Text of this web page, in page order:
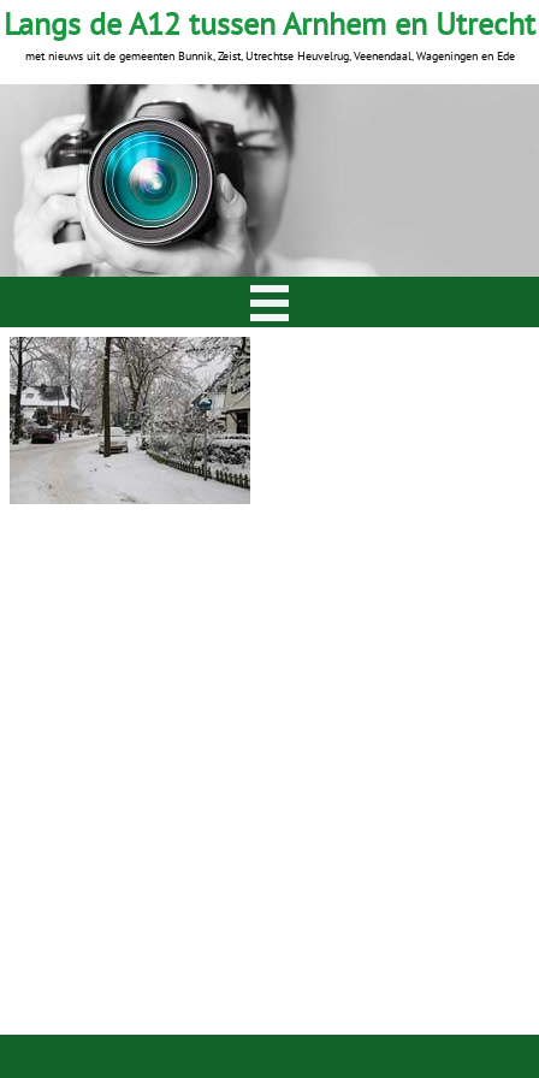
Langs de A12 tussen Arnhem en Utrecht
met nieuws uit de gemeenten Bunnik, Zeist, Utrechtse Heuvelrug, Veenendaal, Wageningen en Ede